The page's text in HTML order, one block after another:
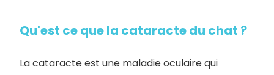
Qu'est ce que la cataracte du chat ?
La cataracte est une maladie oculaire qui